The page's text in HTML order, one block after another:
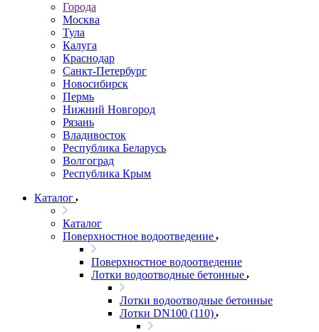
Города
Москва
Тула
Калуга
Краснодар
Санкт-Петербург
Новосибирск
Пермь
Нижний Новгород
Рязань
Владивосток
Республика Беларусь
Волгоград
Республика Крым
Каталог
Каталог
Поверхностное водоотведение
Поверхностное водоотведение
Лотки водоотводные бетонные
Лотки водоотводные бетонные
Лотки DN100 (110)